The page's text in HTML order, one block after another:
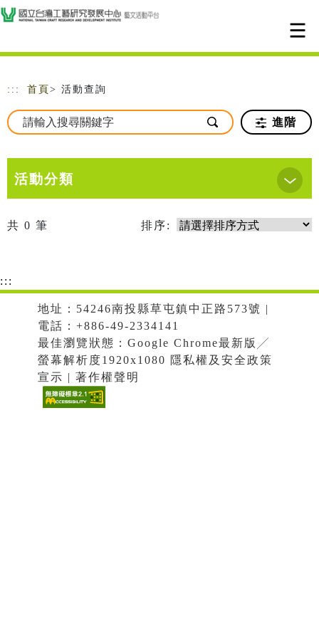
跳到主要內容
網站導覽
::: 首頁 > 活動查詢
進階
活動分類
共 0 筆 排序:
:::
地址：54246南投縣草屯鎮中正路573號 |
電話：+886-49-2334141
最佳瀏覽狀態：Google Chrome最新版╱
螢幕解析度1920x1080 隱私權及安全政策
宣示 | 著作權聲明